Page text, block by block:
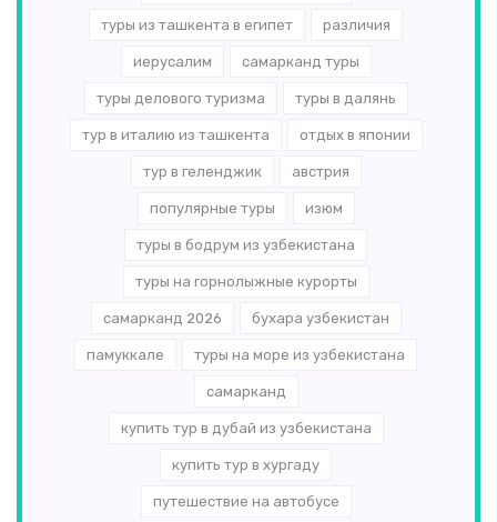
туры из ташкента в египет различия
иерусалим самарканд туры
туры делового туризма туры в далянь
тур в италию из ташкента отдых в японии
тур в геленджик австрия
популярные туры изюм
туры в бодрум из узбекистана
туры на горнолыжные курорты
самарканд 2026 бухара узбекистан
памуккале туры на море из узбекистана
самарканд
купить тур в дубай из узбекистана
купить тур в хургаду
путешествие на автобусе